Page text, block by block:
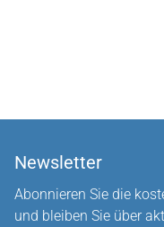
Newsletter
Abonnieren Sie die
und bleiben Sie über